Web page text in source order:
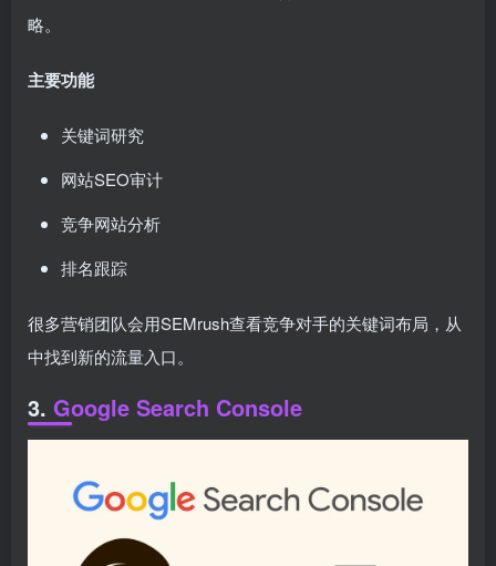
略。
主要功能
关键词研究
网站SEO审计
竞争网站分析
排名跟踪
很多营销团队会用SEMrush查看竞争对手的关键词布局，从
中找到新的流量入口。
3. Google Search Console